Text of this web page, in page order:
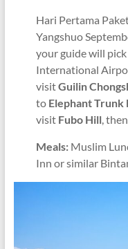
Hari Pertama
Yangshuo
your guide will
International
visitGuilin
to Elephant Trunk
visit Fubo Hill ,
Meals: Muslim
Inn or similar